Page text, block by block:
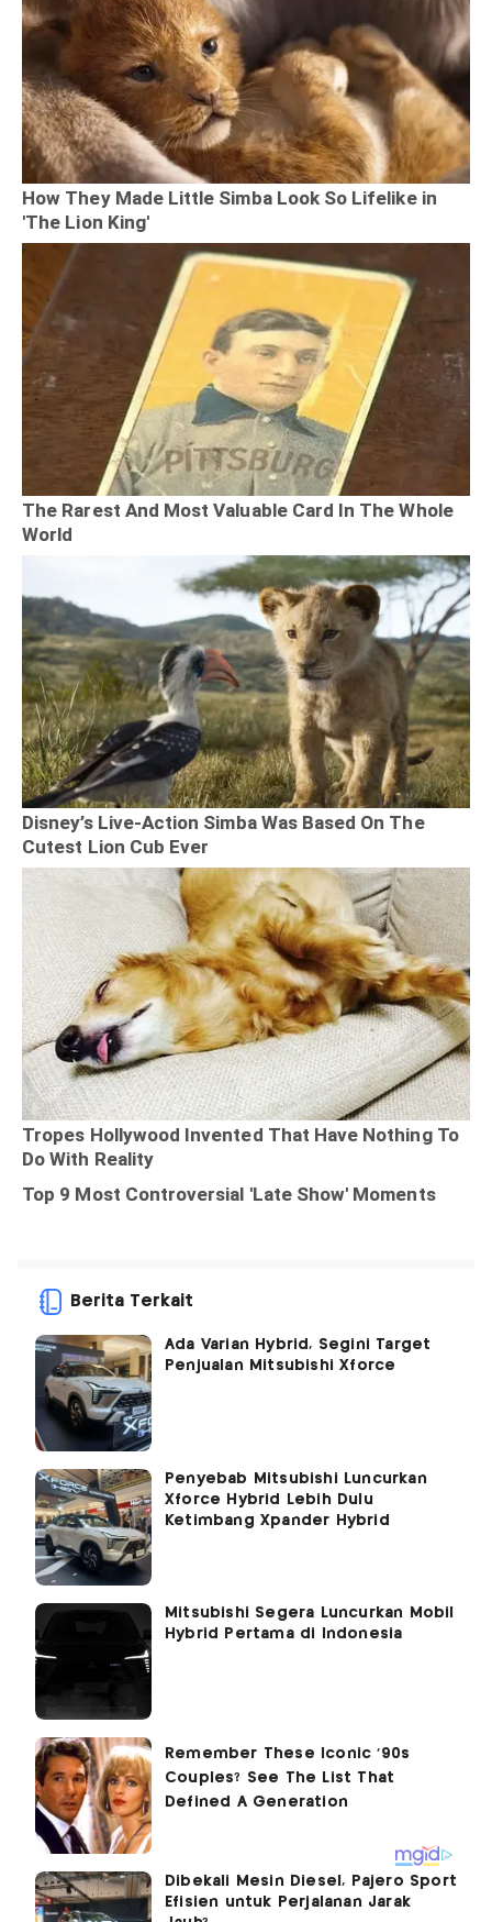
Berita Terkait
Ada Varian Hybrid, Segini Target
Penjualan Mitsubishi Xforce
Penyebab Mitsubishi Luncurkan
Xforce Hybrid Lebih Dulu
Ketimbang Xpander Hybrid
Mitsubishi Segera Luncurkan Mobil
Hybrid Pertama di Indonesia
Dibekali Mesin Diesel, Pajero Sport
Efisien untuk Perjalanan Jarak